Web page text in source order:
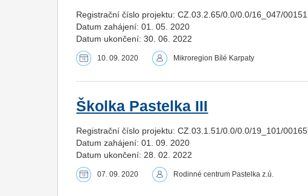
Registrační číslo projektu: CZ.03.2.65/0.0/0.0/16_047/
Datum zahájení: 01. 05. 2020
Datum ukončení: 30. 06. 2022
10. 09. 2020 Mikroregion Bílé Karpaty
Školka Pastelka III
Registrační číslo projektu: CZ.03.1.51/0.0/0.0/19_101/
Datum zahájení: 01. 09. 2020
Datum ukončení: 28. 02. 2022
07. 09. 2020 Rodinné centrum Pastelka z.ú.